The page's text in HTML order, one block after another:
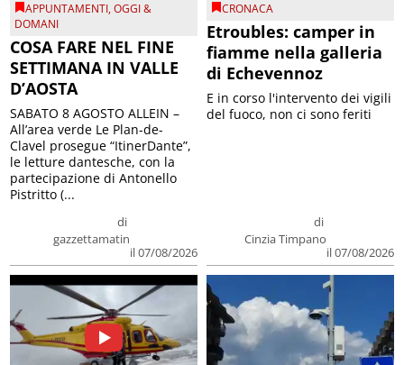
APPUNTAMENTI,OGGI &
DOMANI
COSA FARE NEL FINE
SETTIMANA IN VALLE
D’AOSTA
di
gazzettamatin
il 07/08/2026
SABATO 8 AGOSTO ALLEIN –
All’area verde Le Plan-de-
Clavel prosegue “ItinerDante”,
le letture dantesche, con la
partecipazione di Antonello
Pistritto (...
CRONACA
Etroubles: camper in
fiamme nella galleria
di Echevennoz
di
Cinzia Timpano
il 07/08/2026
E in corso l'intervento dei vigili
del fuoco, non ci sono feriti